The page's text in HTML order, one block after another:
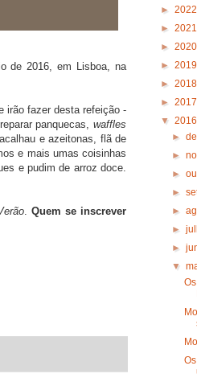
de 2016, em Lisboa, na
irão fazer desta refeição -
panquecas, waffles
e azeitonas, flã de
e mais umas coisinhas
e pudim de arroz doce.
. Quem se inscrever
► 2022
► 2021
► 2020
► 2019
► 2018
► 2017
▼ 2016
►
►
►
►
►
►
►
▼